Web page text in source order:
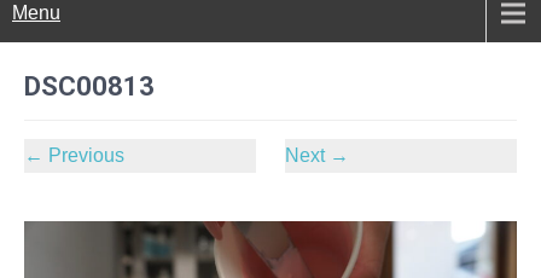
Menu
DSC00813
← Previous Next →